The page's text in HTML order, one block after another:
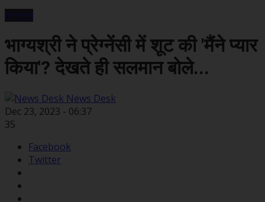
मनोरंजन
भाग्यश्री ने प्रेग्नेंसी में शूट की 'मैंने प्यार
किया'? देखते ही सलमान बोले...
News Desk
Dec 23, 2023 - 06:37
35
Facebook
Twitter